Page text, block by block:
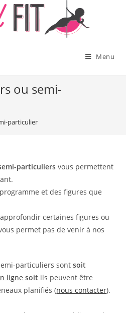
Menu
ou semi-
particulier
particuliersvous permettent
et des figures que
approfondir certaines figures ou
permet pas de venir à nos
particuliers sontsoit
ligne soit ils peuvent être
planifiés (nous contacter).